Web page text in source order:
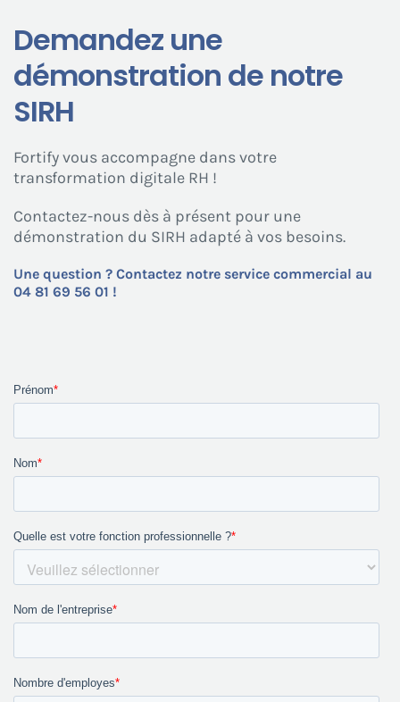
Demandez une
démonstration de notre
SIRH
Fortify vous accompagne dans votre
transformation digitale RH !
Contactez-nous dès à présent pour une
démonstration du SIRH adapté à vos besoins.
Une question ? Contactez notre service commercial au
04 81 69 56 01 !